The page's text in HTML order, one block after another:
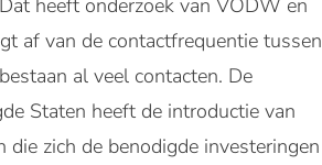
heeft onderzoek van VODW en
af van de contactfrequentie tussen
al veel contacten. De
Staten heeft de introductie van
zich de benodigde investeringen